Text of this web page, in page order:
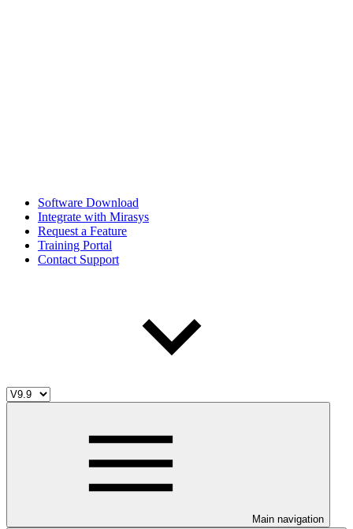
Software Download
Integrate with Mirasys
Request a Feature
Training Portal
Contact Support
Main navigation